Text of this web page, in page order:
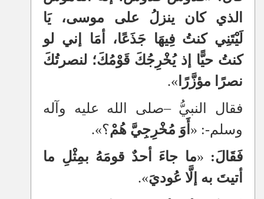
الذي كان ينزلُ على موسى، يَا
لَيْتَنِي كنتُ فِيهَا جَذَعًا، أمَا إني لو
كنتُ حيًّا إذ يُخْرِجُكَ قَوْمُكَ؛ لنصرتُكَ
نصرًا مؤزَّرًا ».
فقال النبيُّ–صلى الله عليه وآله
وسلم-: « أَوَ مُخْرِجِيَّ هُمْ؟».
فَقَالَ: «ما جاءَ أحدٌ قومَهُ بمِثْلِ ما
أتيتَ به إلَّا عُوديَ».